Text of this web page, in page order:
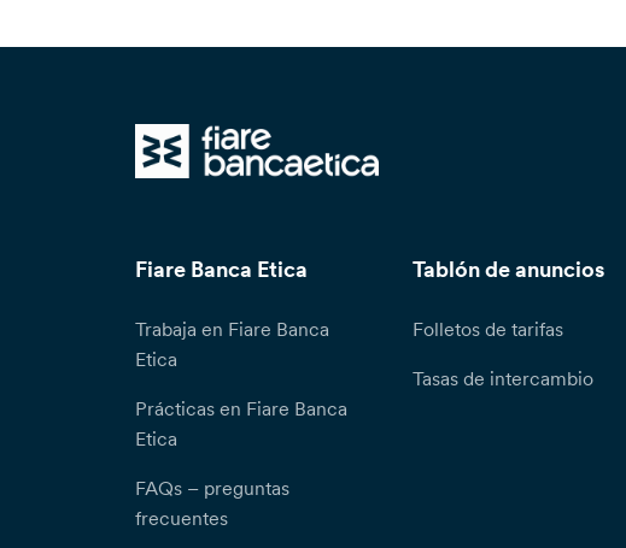
Fiare Banca Etica
Trabaja en Fiare Banca
Etica
Prácticas en Fiare Banca
Etica
FAQs – preguntas
frecuentes
Tablón de anuncios
Folletos de tarifas
Tasas de intercambio